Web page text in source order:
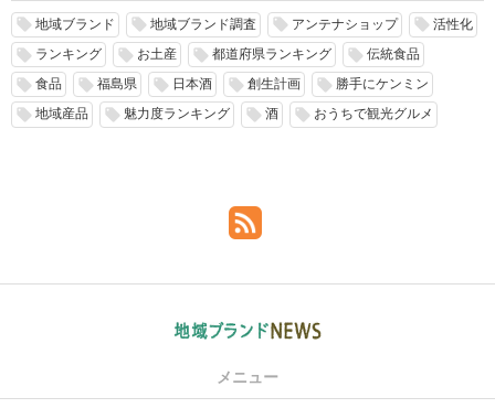
local_offer 地域ブランド local_offer 地域ブランド調査 local_offer アンテナショップ local_offer 活性化
local_offer ランキング local_offer お土産 local_offer 都道府県ランキング local_offer 伝統食品
local_offer 食品 local_offer 福島県 local_offer 日本酒 local_offer 創生計画 local_offer 勝手にケンミン
local_offer 地域産品 local_offer 魅力度ランキング local_offer 酒 local_offer おうちで観光グルメ
メニュー